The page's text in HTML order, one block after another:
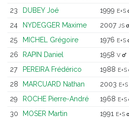
23
DUBEY Joé 1999 E+S
24
NYDEGGER Maxime 2007 JS
25
MICHEL Grégoire 1976 E+S
26
RAPIN Daniel 1958 V
27
PEREIRA Frédérico 1988 E+S
28
MARCUARD Nathan 2003 E+S
29
ROCHE Pierre-André 1968 E+S
30
MOSER Martin 1991 E+S